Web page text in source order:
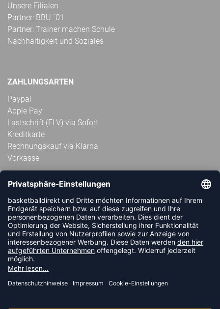
Unsere Filialen
Partner: BBU ´01
Partner: Trainer machen Schule
Nachhaltigkeit und Soziales
ZAHLUNGSARTEN
Paypal
Apple Pay
Lastschrift (ELV) via Sofort
Kreditkarte
Rechnungskauf via Klarna
Vorkasse
ABONNIERE JETZT DEN KOSTENLOSEN
HANDBALLDIREKT-NEWSLETTER UND VERPASSE KEINE
NEUIGKEIT ODER AKTION MEHR.
JETZT ANMELDEN